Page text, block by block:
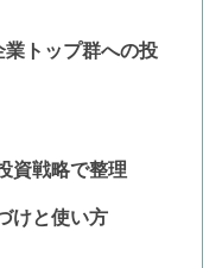
トップ群への投
資戦略で整理
けと使い方